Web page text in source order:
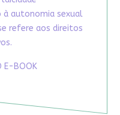
autonomia sexual
refere aos direitos
E-BOOK